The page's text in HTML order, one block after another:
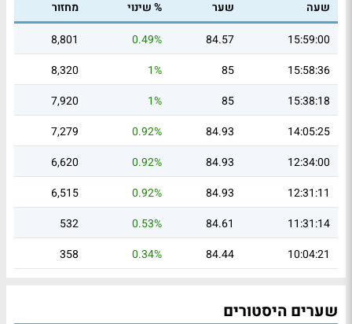
שעה שער % שינוי
מחזור
15:59:00
84.57
0.49%
8,801
15:58:36
85
1%
8,320
15:38:18
85
1%
7,920
14:05:25
84.93
0.92%
7,279
12:34:00
84.93
0.92%
6,620
12:31:11
84.93
0.92%
6,515
11:31:14
84.61
0.53%
532
10:04:21
84.44
0.34%
358
שערים היסטורים